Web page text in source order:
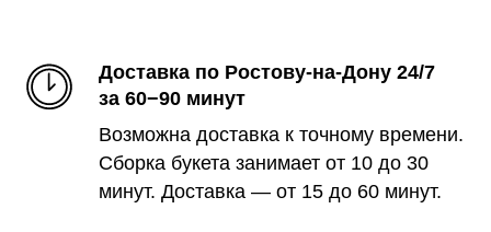
Доставка по Ростову-на-Дону 24/7
за 60−90 минут
Возможна доставка к точному времени.
Сборка букета занимает от 10 до 30
минут. Доставка — от 15 до 60 минут.